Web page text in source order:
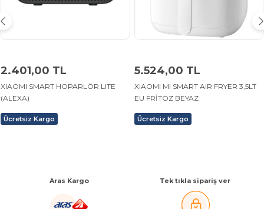
2.401,00 TL
XIAOMI SMART HOPARLÖR LITE
(ALEXA)
Ücretsiz Kargo
5.524,00 TL
XIAOMI MI SMART AIR FRYER 3,5LT
EU FRİTÖZ BEYAZ
Ücretsiz Kargo
Aras Kargo Tek tıkla sipariş ver